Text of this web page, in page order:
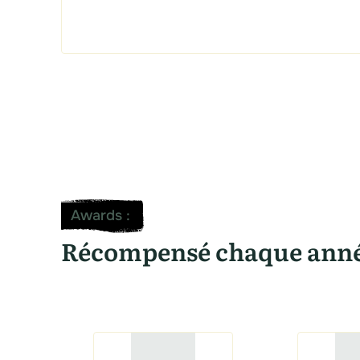
Awards:
Récompensé chaque